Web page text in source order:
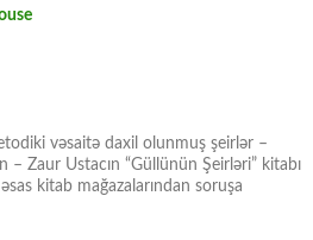
vəsaitə daxil olunmuş şeirlər –
– Zaur Ustacın “Güllünün Şeirləri” kitabı
kitab mağazalarından soruşa